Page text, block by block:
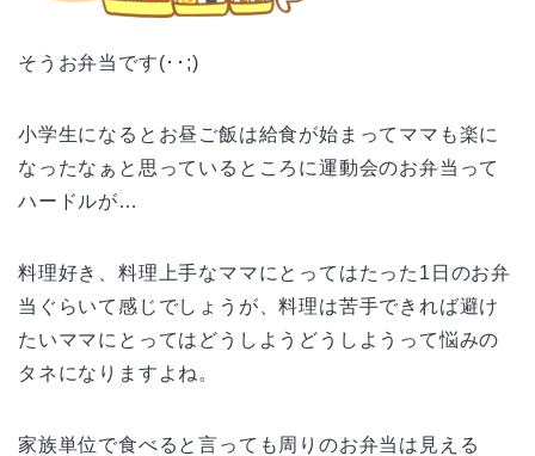
そうお弁当です(･･;)
小学生になるとお昼ご飯は給食が始まってママも楽に
なったなぁと思っているところに運動会のお弁当って
ハードルが…
料理好き、料理上手なママにとってはたった1日のお弁
当ぐらいて感じでしょうが、料理は苦手できれば避け
たいママにとってはどうしようどうしようって悩みの
タネになりますよね。
家族単位で食べると言っても周りのお弁当は見える